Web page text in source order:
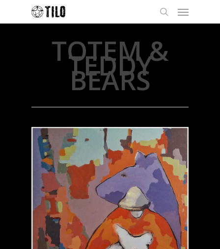
TOTEM &
TEDDY
BEARS